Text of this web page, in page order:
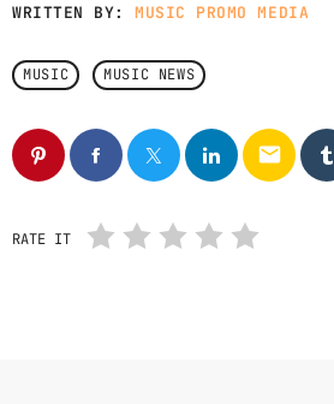
1 GWOG MWEN
KHASH
2 TELEPHONE
BAMBY & GENEZIO
3 GIMS - MONICA
GIMS - MONICA
WRITTEN BY:MUSIC PROMO MEDIA
MUSIC MUSIC NEWS
email
RATE IT